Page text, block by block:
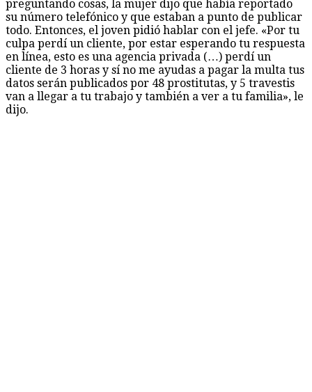
preguntando cosas, la mujer dijo que había reportado
su número telefónico y que estaban a punto de publicar
todo. Entonces, el joven pidió hablar con el jefe. «Por tu
culpa perdí un cliente, por estar esperando tu respuesta
en línea, esto es una agencia privada (…) perdí un
cliente de 3 horas y sí no me ayudas a pagar la multa tus
datos serán publicados por 48 prostitutas, y 5 travestis
van a llegar a tu trabajo y también a ver a tu familia», le
dijo.